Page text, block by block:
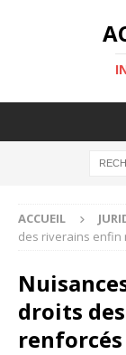
ACCUEIL
des riverains enfin
droits
renforcés